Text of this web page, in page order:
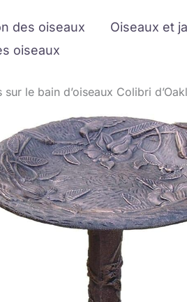
des oiseaux Oiseaux et
oiseaux
sur le bain d’oiseaux Colibri